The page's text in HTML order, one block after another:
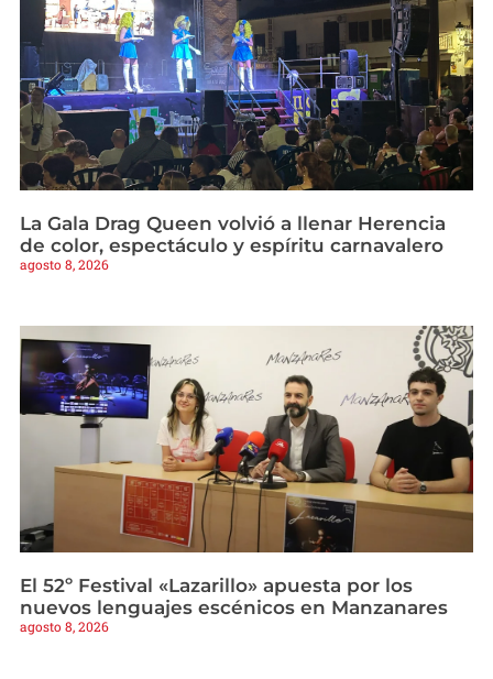
La Gala Drag Queen volvió a llenar Herencia
de color, espectáculo y espíritu carnavalero
agosto 8, 2026
El 52º Festival «Lazarillo» apuesta por los
nuevos lenguajes escénicos en Manzanares
agosto 8, 2026